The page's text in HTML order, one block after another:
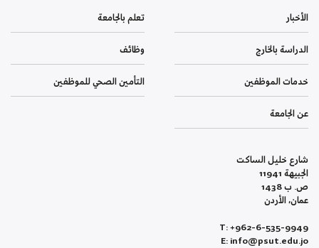
الأخبار تعلم بالجامعة
الدراسة بالخارج وظائف
خدمات الموظفين التأمين الصحي للموظفين
عن الجامعة
شارع خليل الساكت
الجبيهة 11941
ص. ب 1438
عمان، الأردن
T: +962-6-535-9949
E: info@psut.edu.jo